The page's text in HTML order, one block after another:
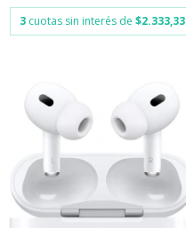
3 cuotas sin interés de $2.333,33